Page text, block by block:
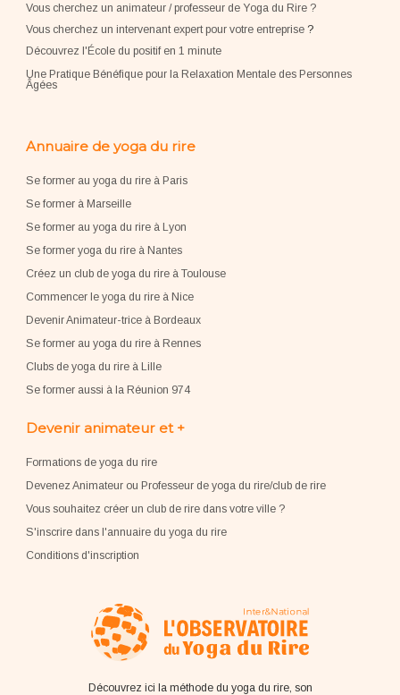
Vous cherchez un animateur / professeur de Yoga du Rire ?
Vous cherchez un intervenant expert pour votre entreprise?
Découvrez l'École du positif en 1 minute
Une Pratique Bénéfique pour la Relaxation Mentale des Personnes
Âgées
Annuaire de yoga du rire
Se former au yoga du rire à Paris
Se former à Marseille
Se former au yoga du rire à Lyon
Se former yoga du rire à Nantes
Créez un club de yoga du rire à Toulouse
Commencer le yoga du rire à Nice
Devenir Animateur-trice à Bordeaux
Se former au yoga du rire à Rennes
Clubs de yoga du rire à Lille
Se former aussi à la Réunion 974
Devenir animateur et +
Formations de yoga du rire
Devenez Animateur ou Professeur de yoga du rire/club de rire
Vous souhaitez créer un club de rire dans votre ville ?
S'inscrire dans l'annuaire du yoga du rire
Conditions d'inscription
Découvrez ici la méthode du yoga du rire, son